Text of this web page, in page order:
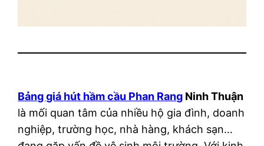
Bảng giá hút hầm cầu Phan Rang Ninh Thuận
là mối quan tâm của nhiều hộ gia đình, doanh
nghiệp, trường học, nhà hàng, khách sạn…